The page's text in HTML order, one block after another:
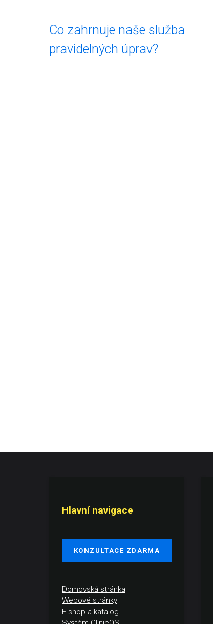
Co zahrnuje naše služba
pravidelných úprav?
Hlavní navigace
KONZULTACE ZDARMA
Domovská stránka
Webové stránky
E-shop a katalog